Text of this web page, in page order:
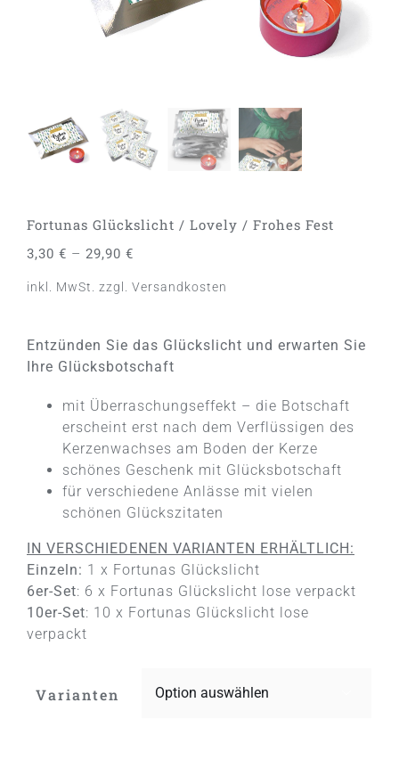
Fortunas Glückslicht / Lovely / Frohes Fest
3,30 € – 29,90 €
inkl. MwSt. zzgl. Versandkosten
Entzünden Sie das Glückslicht und erwarten Sie
Ihre Glücksbotschaft
mit Überraschungseffekt – die Botschaft
erscheint erst nach dem Verflüssigen des
Kerzenwachses am Boden der Kerze
schönes Geschenk mit Glücksbotschaft
für verschiedene Anlässe mit vielen
schönen Glückszitaten
IN VERSCHIEDENEN VARIANTEN ERHÄLTLICH:
Einzeln: 1 x Fortunas Glückslicht
6er-Set: 6 x Fortunas Glückslicht lose verpackt
10er-Set: 10 x Fortunas Glückslicht lose
verpackt
Varianten